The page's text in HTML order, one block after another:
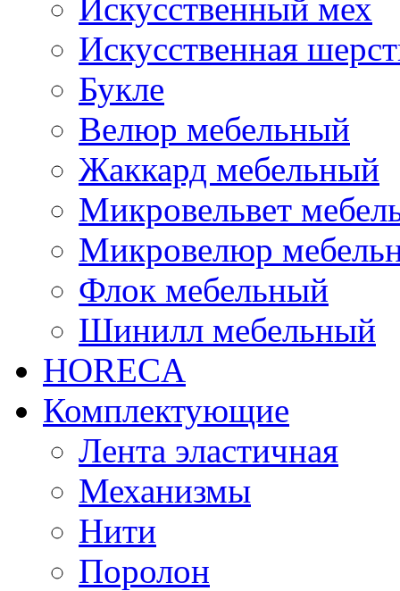
Искусственный мех
Искусственная
Букле
Велюр мебельный
Жаккард мебельный
Микровельвет
Микровелюр
Флок мебельный
Шинилл мебельный
HORECA
Комплектующие
Лента эластичная
Механизмы
Нити
Поролон